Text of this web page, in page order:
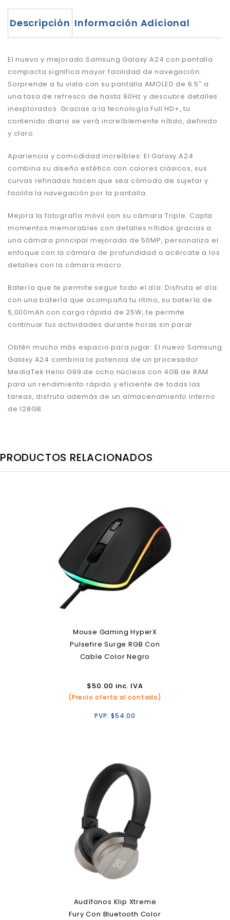
Descripción Información Adicional
El nuevo y mejorado Samsung Galaxy A24 con pantalla
compacta significa mayor facilidad de navegación:
Sorprende a tu vista con su pantalla AMOLED de 6.5″ a
una tasa de refresco de hasta 90Hz y descubre detalles
inexplorados. Gracias a la tecnología Full HD+, tu
contenido diario se verá increíblemente nítido, definido
y claro.
Apariencia y comodidad increíbles: El Galaxy A24
combina su diseño estético con colores clásicos, sus
curvas refinadas hacen que sea cómodo de sujetar y
facilita la navegación por la pantalla.
Mejora la fotografía móvil con su cámara Triple: Capta
momentos memorables con detalles nítidos gracias a
una cámara principal mejorada de 50MP, personaliza el
enfoque con la cámara de profundidad o acércate a los
detalles con la cámara macro.
Batería que te permite seguir todo el día: Disfruta el día
con una batería que acompaña tu ritmo, su batería de
5,000mAh con carga rápida de 25W, te permite
continuar tus actividades durante horas sin parar.
Obtén mucho más espacio para jugar: El nuevo Samsung
Galaxy A24 combina la potencia de un procesador
MediaTek Helio G99 de ocho núcleos con 4GB de RAM
para un rendimiento rápido y eficiente de todas las
tareas, disfruta además de un almacenamiento interno
de 128GB.
PRODUCTOS RELACIONADOS
Mouse Gaming HyperX
Pulsefire Surge RGB Con
Cable Color Negro
$50.00 inc. IVA
(Precio oferta al contado)
PVP:$54.00
Audífonos Klip Xtreme
Fury Con Bluetooth Color